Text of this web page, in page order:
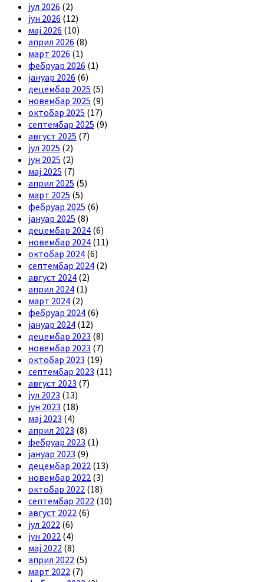
јул 2026 (2)
јун 2026 (12)
мај 2026 (10)
април 2026 (8)
март 2026 (1)
фебруар 2026 (1)
јануар 2026 (6)
децембар 2025 (5)
новембар 2025 (9)
октобар 2025 (17)
септембар 2025 (9)
август 2025 (7)
јул 2025 (2)
јун 2025 (2)
мај 2025 (7)
април 2025 (5)
март 2025 (5)
фебруар 2025 (6)
јануар 2025 (8)
децембар 2024 (6)
новембар 2024 (11)
октобар 2024 (6)
септембар 2024 (2)
август 2024 (2)
април 2024 (1)
март 2024 (2)
фебруар 2024 (6)
јануар 2024 (12)
децембар 2023 (8)
новембар 2023 (7)
октобар 2023 (19)
септембар 2023 (11)
август 2023 (7)
јул 2023 (13)
јун 2023 (18)
мај 2023 (4)
април 2023 (8)
фебруар 2023 (1)
јануар 2023 (9)
децембар 2022 (13)
новембар 2022 (3)
октобар 2022 (18)
септембар 2022 (10)
август 2022 (6)
јул 2022 (6)
јун 2022 (4)
мај 2022 (8)
април 2022 (5)
март 2022 (7)